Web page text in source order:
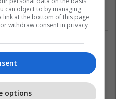
me Artem
can object to by managing
at the bottom of this page
withdraw consent in privacy
options